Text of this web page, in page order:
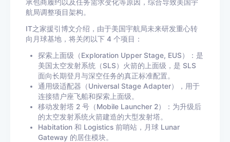
承包商履约以及任务需求变化等原因，综合导致美国宇
航局调整项目架构。
IT之家援引博文介绍，由于美国宇航局未来研发重心转
向月球基地，将关闭以下 4 个项目：
探索上面级（Exploration Upper Stage, EUS）：是
美国太空发射系统（SLS）火箭的上面级，是 SLS
面向长期登月与深空任务的真正标准配置。
通用级适配器（Universal Stage Adapter），用于
连接猎户座飞船和探索上面级。
移动发射塔 2 号（Mobile Launcher 2）：为升级后
的太空发射系统火箭建造的大型发射塔。
Habitation 和 Logistics 前哨站，月球 Lunar
Gateway 的居住模块。